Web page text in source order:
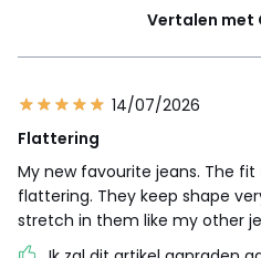
Vertalen met
14/07/2026
Flattering
My new favourite jeans. The
flattering. They keep shape
stretch in them like my other